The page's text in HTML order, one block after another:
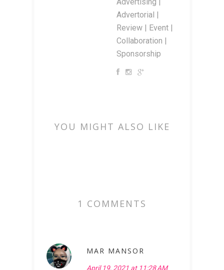
Advertorial |
Review | Event |
Collaboration |
Sponsorship
YOU MIGHT ALSO LIKE
1 COMMENTS
MAR MANSOR
April 19, 2021 at 11:28 AM